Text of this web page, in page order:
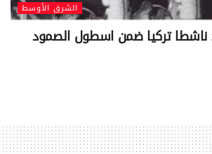
الشرق الأوسط
إسرائيل تعتقل 20 ناشطا تركيا ضمن اسطول الصمود